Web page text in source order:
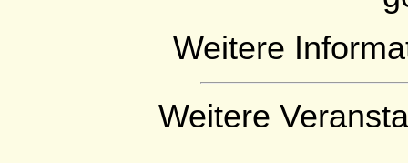
Weitere
Weitere